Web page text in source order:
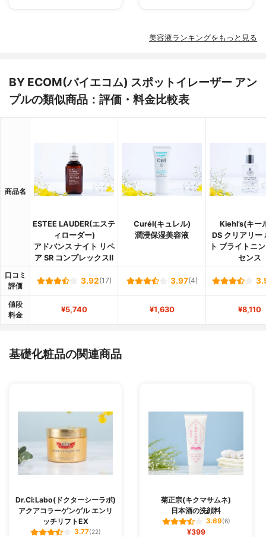
美容液ランキングをもっと見る
BY ECOM(バイエコム) スポットイレーザー アン
プルの類似商品：評価・料金比較表
商品名
ESTEE LAUDER(エステ
ィローダー)
アドバンス ナイト リペ
ア SR コンプレックスⅡ
Curél(キュレル)
潤浸保湿美容液
Kiehl’s(キー
DS クリアリー
ト ブライトニ
センス
口コミ
評価
3.92(17) 3.97(4)
値段
料金
¥5,740 ¥1,630 ¥8,110
基礎化粧品の関連商品
Dr.Ci:Labo(ドクターシーラボ)
アクアコラーゲンゲル エンリ
ッチリフトEX
3.77(22)
菊正宗(キクマサムネ)
日本酒の洗顔料
3.69(6)
¥399